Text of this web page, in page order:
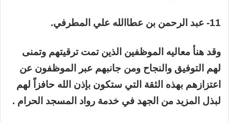
11- عبد الرحمن بن عطاالله علي المطرفي.
وقد هنأ معاليه الموظفين الذين تمت ترقيتهم وتمنى
لهم التوفيق والنجاح ومن جانبهم عبر الموظفون عن
اعتزازهم بهذه الثقة التي ستكون بإذن الله حافزاً لهم
لبذل المزيد من الجهد في خدمة رواد المسجد الحرام .